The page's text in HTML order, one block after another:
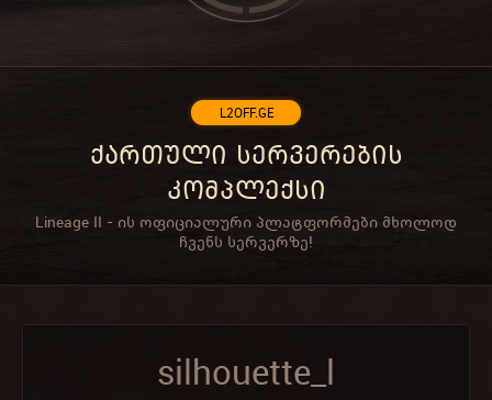
L2OFF.GE
ქართული სერვერების
კომპლექსი
Lineage II - ის ოფიციალური პლატფორმები მხოლოდ
ჩვენს სერვერზე!
silhouette_l